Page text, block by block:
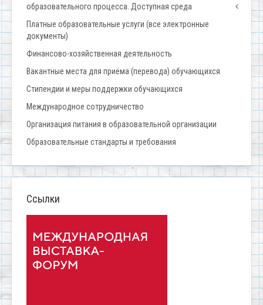
образовательного процесса. Доступная среда
Платные образовательные услуги (все электронные
документы)
Финансово-хозяйственная деятельность
Вакантные места для приёма (перевода) обучающихся
Стипендии и меры поддержки обучающихся
Международное сотрудничество
Организация питания в образовательной организации
Образовательные стандарты и требования
Ссылки